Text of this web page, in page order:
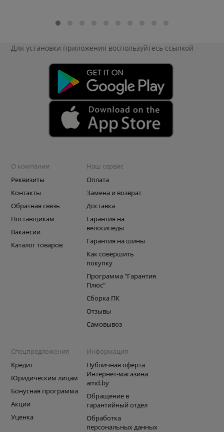
Для установки приложения воспользуйтесь ссылкой
О компании
Реквизиты
Контакты
Обратная связь
Поставщикам
Вакансии
Каталог товаров
Наш сервис
Оплата
Замена и возврат
Доставка
Гарантия на
велосипеды
Гарантия на шины
Как совершить
покупку
Программа "Гарантия
Плюс"
Сборка ПК
Отзывы
Самовывоз
Спецпредложения
Кредит
Юридическим лицам
Бонусная программа
Акции
Уценка
Информация
Публичная оферта
Интернет-магазина
amd.by
Обращение в
гарантийный отдел
Обработка
персональных данных